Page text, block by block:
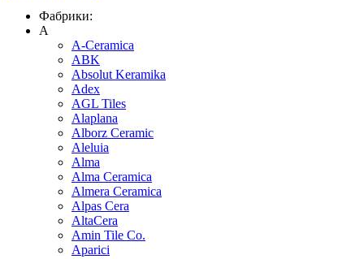
Фабрики:
A
A-Ceramica
ABK
Absolut Keramika
Adex
AGL Tiles
Alaplana
Alborz Ceramic
Aleluia
Alma
Alma Ceramica
Almera Ceramica
Alpas Cera
AltaCera
Amin Tile Co.
Aparici